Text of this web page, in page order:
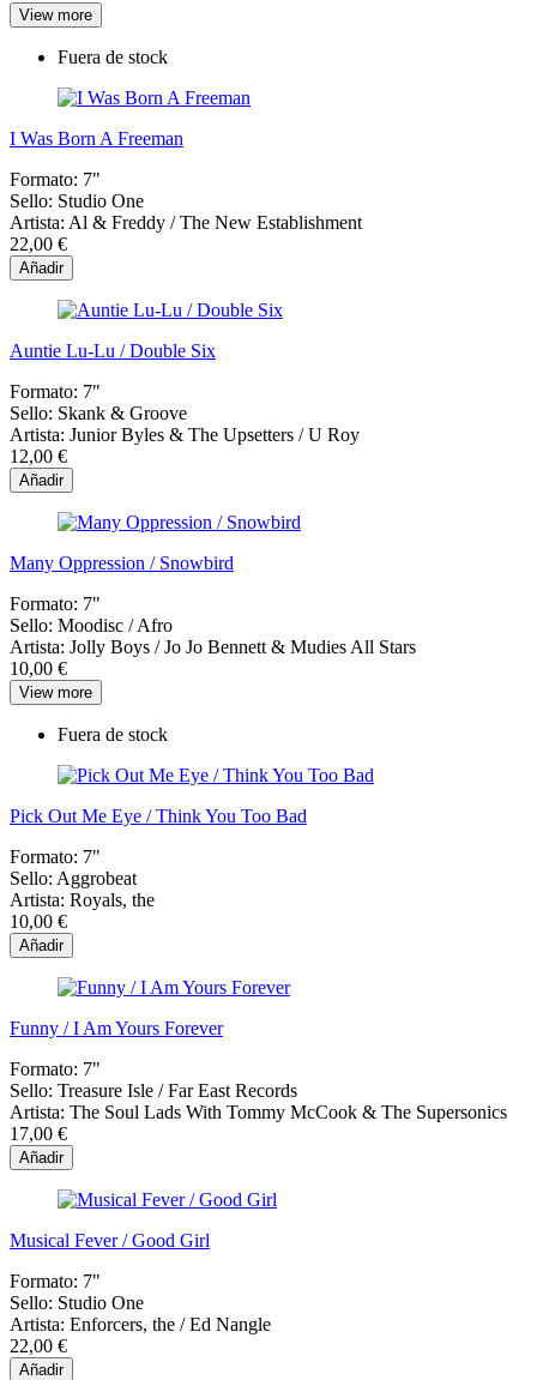
View more
Fuera de stock
I Was Born A Freeman
Formato: 7"
Sello: Studio One
Artista: Al & Freddy / The New Establishment
22,00 €
Añadir
Auntie Lu-Lu / Double Six
Formato: 7"
Sello: Skank & Groove
Artista: Junior Byles & The Upsetters / U Roy
12,00 €
Añadir
Many Oppression / Snowbird
Formato: 7"
Sello: Moodisc / Afro
Artista: Jolly Boys / Jo Jo Bennett & Mudies All Stars
10,00 €
View more
Fuera de stock
Pick Out Me Eye / Think You Too Bad
Formato: 7"
Sello: Aggrobeat
Artista: Royals, the
10,00 €
Añadir
Funny / I Am Yours Forever
Formato: 7"
Sello: Treasure Isle / Far East Records
Artista: The Soul Lads With Tommy McCook & The Supersonics
17,00 €
Añadir
Musical Fever / Good Girl
Formato: 7"
Sello: Studio One
Artista: Enforcers, the / Ed Nangle
22,00 €
Añadir